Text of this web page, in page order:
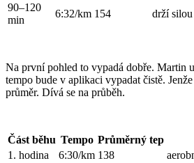
90–120
min
6:32/km 154 drží silou
Na první pohled to vypadá dobře. Martin
tempo bude v aplikaci vypadat čistě.
průměr. Dívá se na průběh.
Část běhu Tempo Průměrný tep
1. hodina
6:30/km 138